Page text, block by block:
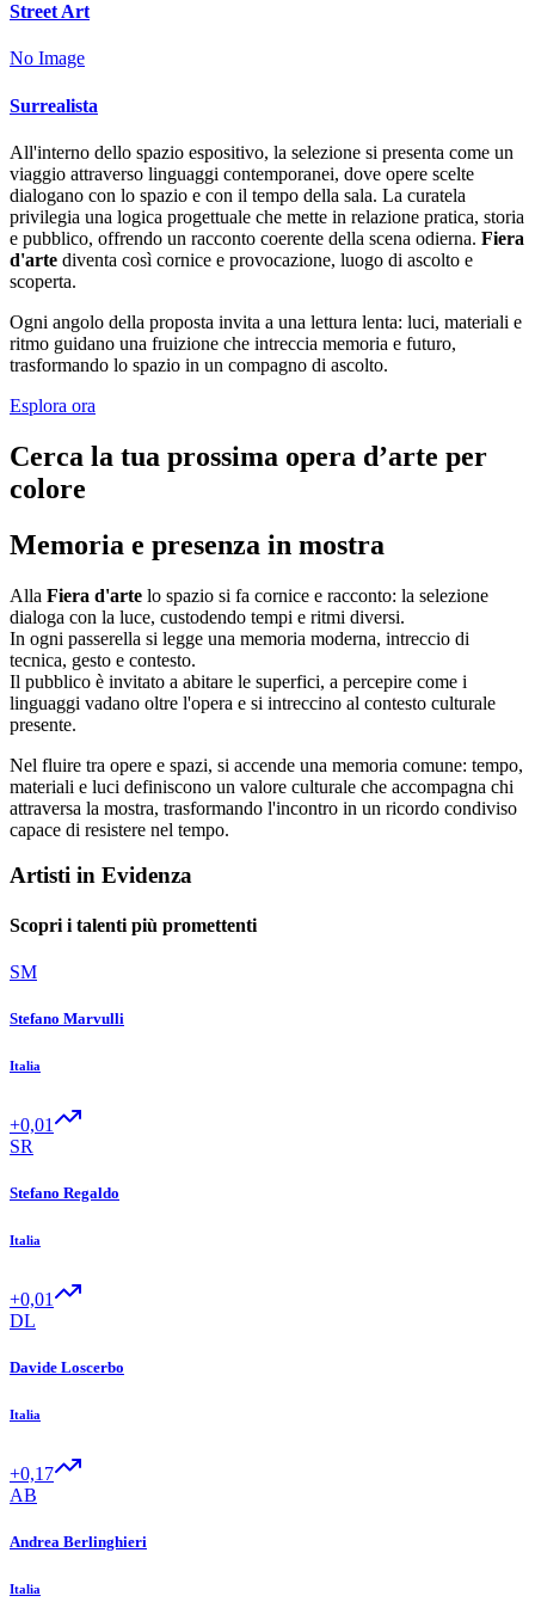
Street Art
No Image
Surrealista
All'interno dello spazio espositivo, la selezione si presenta come un
viaggio attraverso linguaggi contemporanei, dove opere scelte
dialogano con lo spazio e con il tempo della sala. La curatela
privilegia una logica progettuale che mette in relazione pratica, storia
e pubblico, offrendo un racconto coerente della scena odierna. Fiera
d'arte diventa così cornice e provocazione, luogo di ascolto e
scoperta.
Ogni angolo della proposta invita a una lettura lenta: luci, materiali e
ritmo guidano una fruizione che intreccia memoria e futuro,
trasformando lo spazio in un compagno di ascolto.
Esplora ora
Cerca la tua prossima opera d’arte per
colore
Memoria e presenza in mostra
Alla Fiera d'arte lo spazio si fa cornice e racconto: la selezione
dialoga con la luce, custodendo tempi e ritmi diversi.
In ogni passerella si legge una memoria moderna, intreccio di
tecnica, gesto e contesto.
Il pubblico è invitato a abitare le superfici, a percepire come i
linguaggi vadano oltre l'opera e si intreccino al contesto culturale
presente.
Nel fluire tra opere e spazi, si accende una memoria comune: tempo,
materiali e luci definiscono un valore culturale che accompagna chi
attraversa la mostra, trasformando l'incontro in un ricordo condiviso
capace di resistere nel tempo.
Artisti in Evidenza
Scopri i talenti più promettenti
SM
Stefano Marvulli
Italia
+0,01
SR
Stefano Regaldo
Italia
+0,01
DL
Davide Loscerbo
Italia
+0,17
AB
Andrea Berlinghieri
Italia